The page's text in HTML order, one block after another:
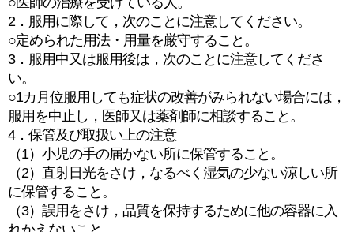
2．服用に際して，次のことに注意してください。
○定められた用法・用量を厳守すること。
3．服用中又は服用後は，次のことに注意してくださ
い。
○1カ月位服用しても症状の改善がみられない場合には，
服用を中止し，医師又は薬剤師に相談すること。
4．保管及び取扱い上の注意
（1）小児の手の届かない所に保管すること。
（2）直射日光をさけ，なるべく湿気の少ない涼しい所
に保管すること。
（3）誤用をさけ，品質を保持するために他の容器に入